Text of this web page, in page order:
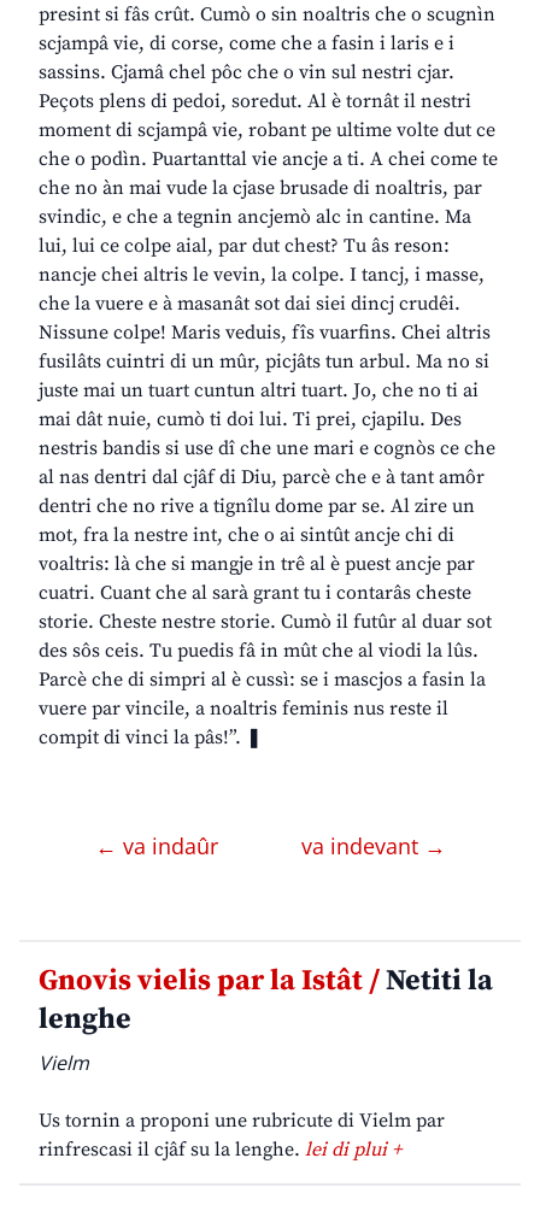
presint si fâs crût. Cumò o sin noaltris che o scugnìn
scjampâ vie, di corse, come che a fasin i laris e i
sassins. Cjamâ chel pôc che o vin sul nestri cjar.
Peçots plens di pedoi, soredut. Al è tornât il nestri
moment di scjampâ vie, robant pe ultime volte dut ce
che o podìn. Puartanttal vie ancje a ti. A chei come te
che no àn mai vude la cjase brusade di noaltris, par
svindic, e che a tegnin ancjemò alc in cantine. Ma
lui, lui ce colpe aial, par dut chest? Tu âs reson:
nancje chei altris le vevin, la colpe. I tancj, i masse,
che la vuere e à masanât sot dai siei dincj crudêi.
Nissune colpe! Maris veduis, fîs vuarfins. Chei altris
fusilâts cuintri di un mûr, picjâts tun arbul. Ma no si
juste mai un tuart cuntun altri tuart. Jo, che no ti ai
mai dât nuie, cumò ti doi lui. Ti prei, cjapilu. Des
nestris bandis si use dî che une mari e cognòs ce che
al nas dentri dal cjâf di Diu, parcè che e à tant amôr
dentri che no rive a tignîlu dome par se. Al zire un
mot, fra la nestre int, che o ai sintût ancje chi di
voaltris: là che si mangje in trê al è puest ancje par
cuatri. Cuant che al sarà grant tu i contarâs cheste
storie. Cheste nestre storie. Cumò il futûr al duar sot
des sôs ceis. Tu puedis fâ in mût che al viodi la lûs.
Parcè che di simpri al è cussì: se i mascjos a fasin la
vuere par vincile, a noaltris feminis nus reste il
compit di vinci la pâs!”. ❚
← va indaûr va indevant →
Gnovis vielis par la Istât /Netiti la
lenghe
Vielm
Us tornin a proponi une rubricute di Vielm par
rinfrescasi il cjâf su la lenghe. lei di plui +